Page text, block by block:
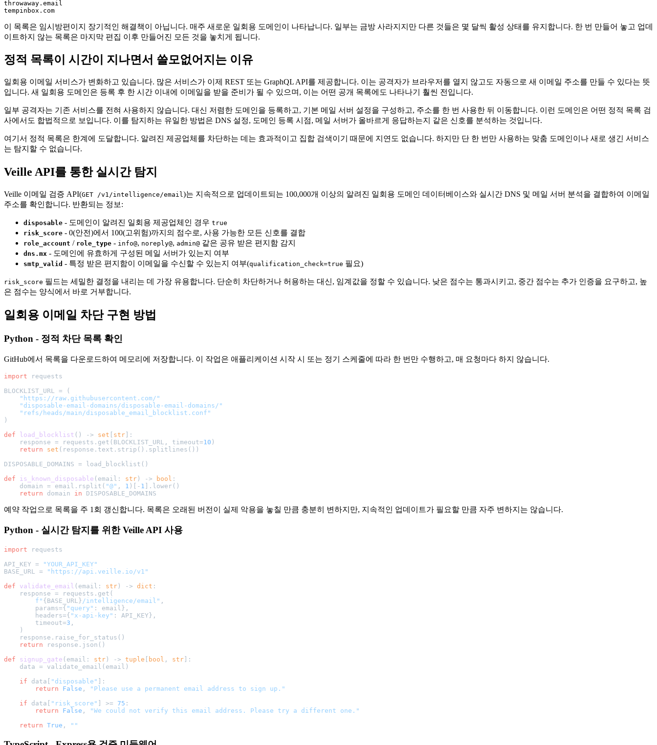
throwaway.email
이 목록은 임시방편이지 장기적인 해결책이 아닙니다. 매주 새로운 일회용 도메인이 나타납니다. 일부는 금방 사라지지만 다른 것들은 몇 달씩 활성 상태를 유지합니다. 한 번 만들어 놓고 업데
이트하지 않는 목록은 마지막 편집 이후 만들어진 모든 것을 놓치게 됩니다.
정적 목록이 시간이 지나면서 쓸모없어지는 이유
일회용 이메일 서비스가 변화하고 있습니다. 많은 서비스가 이제 REST 또는 GraphQL API를 제공합니다. 이는 공격자가 브라우저를 열지 않고도 자동으로 새 이메일 주소를 만들 수 있다는 뜻
입니다. 새 일회용 도메인은 등록 후 한 시간 이내에 이메일을 받을 준비가 될 수 있으며, 이는 어떤 공개 목록에도 나타나기 훨씬 전입니다.
일부 공격자는 기존 서비스를 전혀 사용하지 않습니다. 대신 저렴한 도메인을 등록하고, 기본 메일 서버 설정을 구성하고, 주소를 한 번 사용한 뒤 이동합니다. 이런 도메인은 어떤 정적 목록 검
사에서도 합법적으로 보입니다. 이를 탐지하는 유일한 방법은 DNS 설정, 도메인 등록 시점, 메일 서버가 올바르게 응답하는지 같은 신호를 분석하는 것입니다.
여기서 정적 목록은 한계에 도달합니다. 알려진 제공업체를 차단하는 데는 효과적이고 집합 검색이기 때문에 지연도 없습니다. 하지만 단 한 번만 사용하는 맞춤 도메인이나 새로 생긴 서비스
는 탐지할 수 없습니다.
Veille API를 통한 실시간 탐지
Veille 이메일 검증 API(GET /v1/intelligence/email)는 지속적으로 업데이트되는 100,000개 이상의 알려진 일회용 도메인 데이터베이스와 실시간 DNS 및 메일 서버 분석을 결합하여 이메일
주소를 확인합니다. 반환되는 정보:
disposable - 도메인이 알려진 일회용 제공업체인 경우 true
risk_score - 0(안전)에서 100(고위험)까지의 점수로, 사용 가능한 모든 신호를 결합
role_account / role_type - info@, noreply@, admin@ 같은 공유 받은 편지함 감지
dns.mx - 도메인에 유효하게 구성된 메일 서버가 있는지 여부
smtp_valid - 특정 받은 편지함이 이메일을 수신할 수 있는지 여부(qualification_check=true 필요)
risk_score 필드는 세밀한 결정을 내리는 데 가장 유용합니다. 단순히 차단하거나 허용하는 대신, 임계값을 정할 수 있습니다. 낮은 점수는 통과시키고, 중간 점수는 추가 인증을 요구하고, 높
은 점수는 양식에서 바로 거부합니다.
일회용 이메일 차단 구현 방법
Python - 정적 차단 목록 확인
GitHub에서 목록을 다운로드하여 메모리에 저장합니다. 이 작업은 애플리케이션 시작 시 또는 정기 스케줄에 따라 한 번만 수행하고, 매 요청마다 하지 않습니다.
import requests
BLOCKLIST_URL = (
"https://raw.githubusercontent.com/"
"disposable-email-domains/disposable-email-domains/"
"refs/heads/main/disposable_email_blocklist.conf"
)
def
load_blocklist () -> set [ str]:
    response = requests.get(BLOCKLIST_URL, timeout=
10 )
return
set (response.text.strip().splitlines())
DISPOSABLE_DOMAINS = load_blocklist()
def
is_known_disposable ( email: str) -> bool :
    domain = email.rsplit(
"@" , 1 )[- 1 ].lower()
return domain in
예약 작업으로 목록을 주 1회 갱신합니다. 목록은 오래된 버전이 실제 악용을 놓칠 만큼 충분히 변하지만, 지속적인 업데이트가 필요할 만큼 자주 변하지는 않습니다.
Python - 실시간 탐지를 위한 Veille API 사용
import requests
API_KEY =
"YOUR_API_KEY"
BASE_URL =
"https://api.veille.io/v1"
def
validate_email ( email: str ) -> dict :
    response = requests.get(
f" {BASE_URL}/intelligence/email" ,
        params={
"query" : email},
        headers={
"x-api-key" : API_KEY},
        timeout=
3 ,
    )
    response.raise_for_status()
return response.json()
def
signup_gate ( email: str ) -> tuple bool , str ]:
    data = validate_email(email)
if data[ "disposable"
]:
return
False ,
"Please use a permanent email address to sign up."
if data[ "risk_score" ] >= 75 :
return
False ,
"We could not verify this email address. Please try a different one."
return True , ""